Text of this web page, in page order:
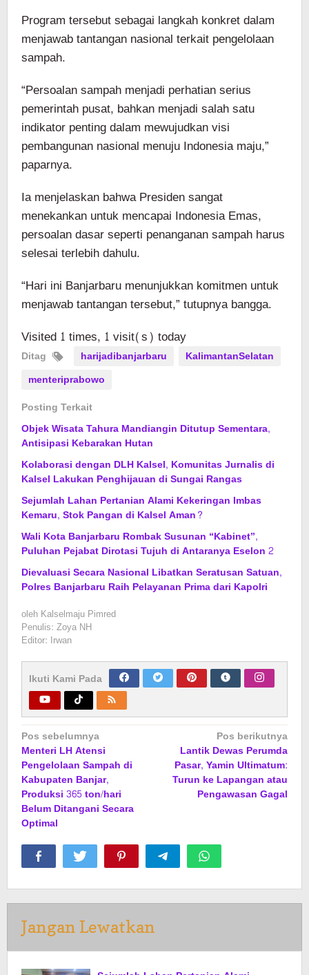
Program tersebut sebagai langkah konkret dalam
menjawab tantangan nasional terkait pengelolaan
sampah.
“Persoalan sampah menjadi perhatian serius
pemerintah pusat, bahkan menjadi salah satu
indikator penting dalam mewujudkan visi
pembangunan nasional menuju Indonesia maju,”
paparnya.
Ia menjelaskan bahwa Presiden sangat
menekankan untuk mencapai Indonesia Emas,
persoalan dasar seperti penanganan sampah harus
selesai terlebih dahulu.
“Hari ini Banjarbaru menunjukkan komitmen untuk
menjawab tantangan tersebut,” tutupnya bangga.
Visited 1 times, 1 visit(s) today
Ditag harijadibanjarbaru
KalimantanSelatan
menteriprabowo
Posting Terkait
Objek Wisata Tahura Mandiangin Ditutup Sementara,
Antisipasi Kebarakan Hutan
Kolaborasi dengan DLH Kalsel, Komunitas Jurnalis di
Kalsel Lakukan Penghijauan di Sungai Rangas
Sejumlah Lahan Pertanian Alami Kekeringan Imbas
Kemaru, Stok Pangan di Kalsel Aman?
Wali Kota Banjarbaru Rombak Susunan “Kabinet”,
Puluhan Pejabat Dirotasi Tujuh di Antaranya Eselon 2
Dievaluasi Secara Nasional Libatkan Seratusan Satuan,
Polres Banjarbaru Raih Pelayanan Prima dari Kapolri
oleh Kalselmaju Pimred
Penulis: Zoya NH
Editor: Irwan
Ikuti Kami Pada
Navigasi
pos
Pos sebelumnya
Menteri LH Atensi
Pengelolaan Sampah di
Kabupaten Banjar,
Produksi 365 ton/hari
Belum Ditangani Secara
Optimal
Pos berikutnya
Lantik Dewas Perumda
Pasar, Yamin Ultimatum:
Turun ke Lapangan atau
Pengawasan Gagal
Jangan Lewatkan